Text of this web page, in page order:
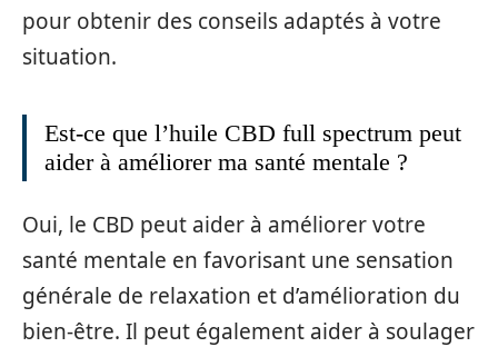
pour obtenir des conseils adaptés à votre
situation.
Est-ce que l’huile CBD full spectrum peut
aider à améliorer ma santé mentale ?
Oui, le CBD peut aider à améliorer votre
santé mentale en favorisant une sensation
générale de relaxation et d’amélioration du
bien-être. Il peut également aider à soulager